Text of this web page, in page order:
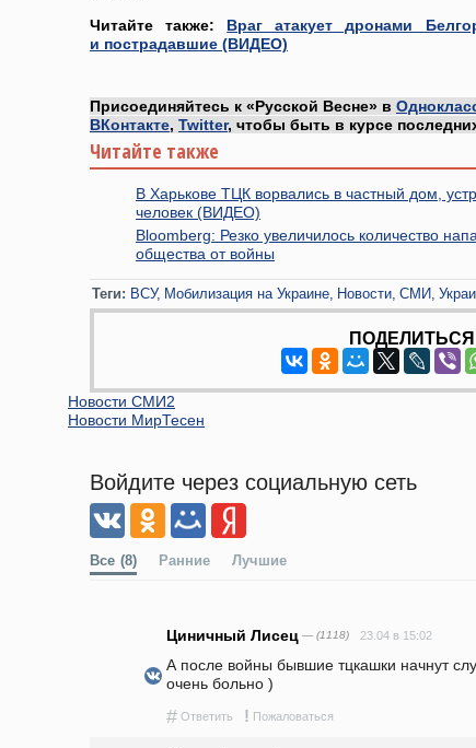
Читайте также: Враг атакует дронами
и пострадавшие (ВИДЕО)
Присоединяйтесь к «Русской Весне» в
ВКонтакте, Twitter, чтобы быть в курсе
Читайте также
В Харькове ТЦК ворвались в частный дом,
человек (ВИДЕО)
Bloomberg: Резко увеличилось количество
общества от войны
Теги: ВСУ Мобилизация на Украине Новости СМИ
ПОДЕЛИТЬСЯ
Новости СМИ2
Новости МирТесен
Войдите через социальную сеть
Все (8) Ранние Лучшие
Циничный Лисец — (1118) 23.04 в 15:02
А после войны бывшие тцкашки начнут
очень больно )
# Ответить ! Пожаловаться